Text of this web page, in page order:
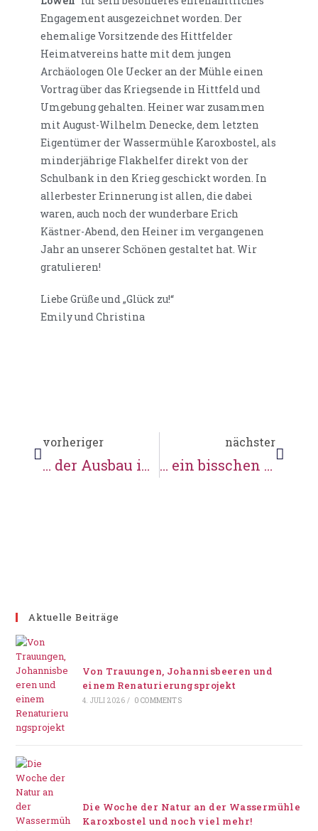
Engagement ausgezeichnet worden. Der
ehemalige Vorsitzende des Hittfelder
Heimatvereins hatte mit dem jungen
Archäologen Ole Uecker an der Mühle einen
Vortrag über das Kriegsende in Hittfeld und
Umgebung gehalten. Heiner war zusammen
mit August-Wilhelm Denecke, dem letzten
Eigentümer der Wassermühle Karoxbostel, als
minderjährige Flakhelfer direkt von der
Schulbank in den Krieg geschickt worden. In
allerbester Erinnerung ist allen, die dabei
waren, auch noch der wunderbare Erich
Kästner-Abend, den Heiner im vergangenen
Jahr an unserer Schönen gestaltet hat. Wir
gratulieren!
Liebe Grüße und „Glück zu!“
Emily und Christina
vorheriger
… der Ausbau im Obergeschosss geht voran, die Saattütchen werden befüllt, und, und, und …
nächster
… ein bisschen Frühlingssonne
Aktuelle Beiträge
Von Trauungen, Johannisbeeren und
einem Renaturierungsprojekt
4. JULI 2026 / 0 COMMENTS
Die Woche der Natur an der Wassermühle
Karoxbostel und noch viel mehr!